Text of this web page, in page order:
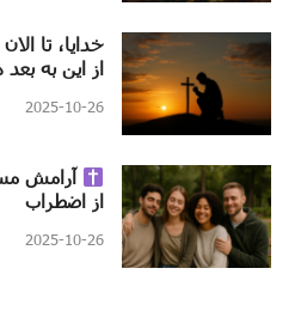
خدایا، تا
از این به
2025-10-26
آرامش
از اضطراب
2025-10-26